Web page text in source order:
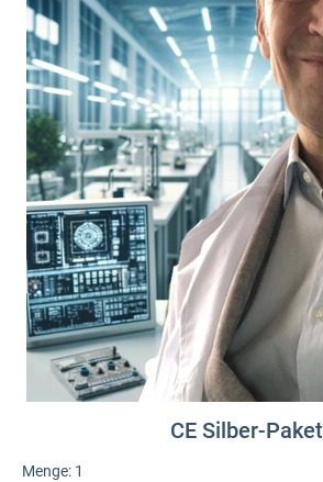
CE Silber-Paket
Menge: 1